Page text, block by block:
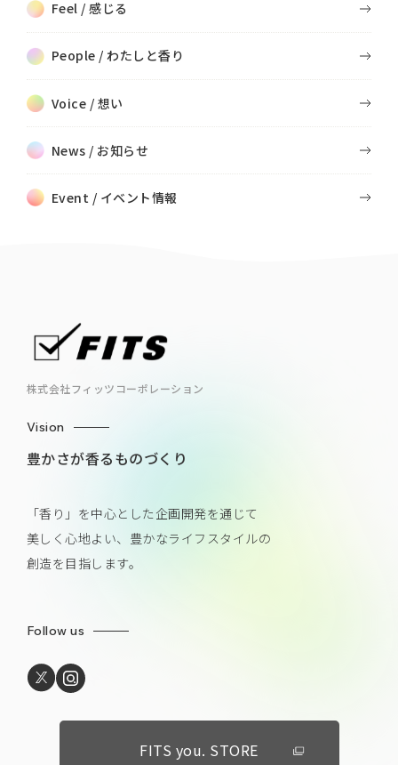
Feel / 感じる
People / わたしと香り
Voice / 想い
News / お知らせ
Event / イベント情報
株式会社フィッツコーポレーション
Vision
豊かさが香るものづくり
「香り」を中心とした企画開発を通じて
美しく心地よい、豊かなライフスタイルの
創造を目指します。
Follow us
FITS you. STORE